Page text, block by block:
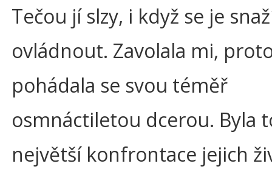
Tečou jí slzy, i když se je
ovládnout. Zavolala mi,
pohádala se svou téměř
osmnáctiletou dcerou. Byla
největší konfrontace jejich